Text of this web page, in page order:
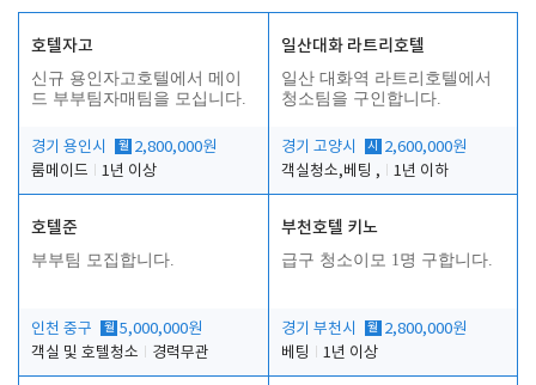
호텔자고
신규 용인자고호텔에서 메이
드 부부팀자매팀을 모십니다.
경기 용인시 월 2,800,000원
룸메이드
1년 이상
일산대화 라트리호텔
일산 대화역 라트리호텔에서
청소팀을 구인합니다.
경기 고양시 시
2,600,000원
객실청소,베팅 ,
1년 이하
호텔준
부부팀 모집합니다.
인천 중구 월 5,000,000원
객실 및 호텔청소
경력무관
부천호텔 키노
급구 청소이모 1명 구합니다.
경기 부천시 월 2,800,000원
베팅
1년 이상